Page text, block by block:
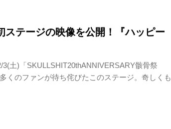
ステージの映像を公開！『ハッピー
土)「SKULLSHIT20thANNIVERSARY骸骨祭
くのファンが待ち侘びたこのステージ。奇しくも